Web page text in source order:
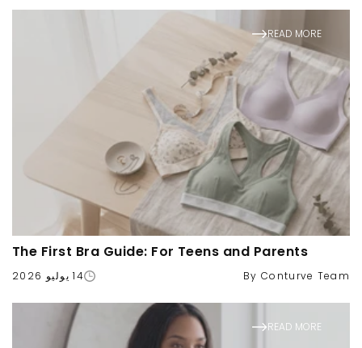
READ MORE
The First Bra Guide: For Teens and Parents
By Conturve Team 14 يوليو 2026
READ MORE